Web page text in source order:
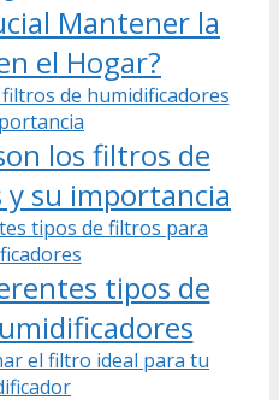
Mantener la
el Hogar?
los filtros de
su importancia
tipos de